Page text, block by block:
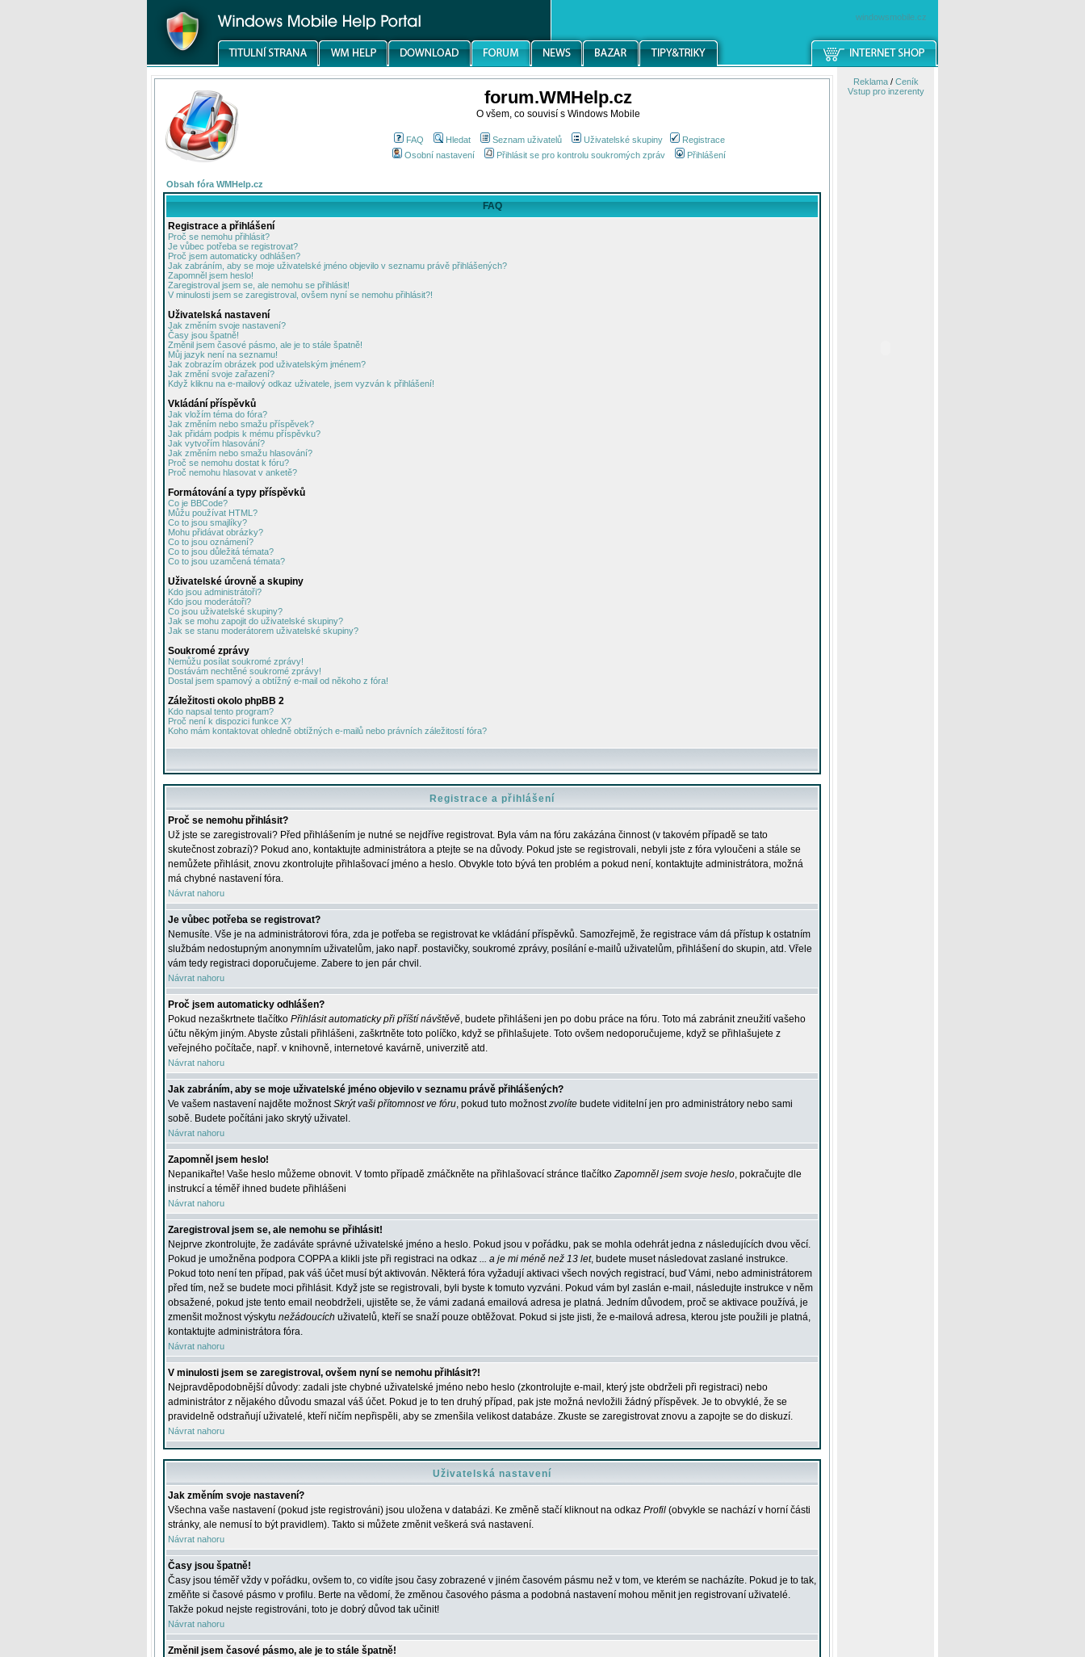
windowsmobile.cz
forum.WMHelp.cz
O všem, co souvisí s Windows Mobile
FAQ Hledat Seznam uživatelů Uživatelské skupiny
Registrace
Osobní nastavení
Přihlásit se pro kontrolu soukromých zpráv Přihlášení
Obsah fóra WMHelp.cz
FAQ
Registrace a přihlášení
Proč se nemohu přihlásit?
Je vůbec potřeba se registrovat?
Proč jsem automaticky odhlášen?
Jak zabráním, aby se moje uživatelské jméno objevilo v seznamu právě přihlášených?
Zapomněl jsem heslo!
Zaregistroval jsem se, ale nemohu se přihlásit!
V minulosti jsem se zaregistroval, ovšem nyní se nemohu přihlásit?!
Uživatelská nastavení
Jak změním svoje nastavení?
Časy jsou špatně!
Změnil jsem časové pásmo, ale je to stále špatně!
Můj jazyk není na seznamu!
Jak zobrazím obrázek pod uživatelským jménem?
Jak změní svoje zařazení?
Když kliknu na e-mailový odkaz uživatele, jsem vyzván k přihlášení!
Vkládání příspěvků
Jak vložím téma do fóra?
Jak změním nebo smažu příspěvek?
Jak přidám podpis k mému příspěvku?
Jak vytvořím hlasování?
Jak změním nebo smažu hlasování?
Proč se nemohu dostat k fóru?
Proč nemohu hlasovat v anketě?
Formátování a typy příspěvků
Co je BBCode?
Můžu používat HTML?
Co to jsou smajlíky?
Mohu přidávat obrázky?
Co to jsou oznámení?
Co to jsou důležitá témata?
Co to jsou uzamčená témata?
Uživatelské úrovně a skupiny
Kdo jsou administrátoři?
Kdo jsou moderátoři?
Co jsou uživatelské skupiny?
Jak se mohu zapojit do uživatelské skupiny?
Jak se stanu moderátorem uživatelské skupiny?
Soukromé zprávy
Nemůžu posílat soukromé zprávy!
Dostávám nechtěné soukromé zprávy!
Dostal jsem spamový a obtížný e-mail od někoho z fóra!
Záležitosti okolo phpBB 2
Kdo napsal tento program?
Proč není k dispozici funkce X?
Koho mám kontaktovat ohledně obtížných e-mailů nebo právních záležitostí fóra?
Registrace a přihlášení
Proč se nemohu přihlásit?
Už jste se zaregistrovali? Před přihlášením je nutné se nejdříve registrovat. Byla vám na fóru zakázána činnost (v takovém případě se tato
skutečnost zobrazí)? Pokud ano, kontaktujte administrátora a ptejte se na důvody. Pokud jste se registrovali, nebyli jste z fóra vyloučeni a stále se
nemůžete přihlásit, znovu zkontrolujte přihlašovací jméno a heslo. Obvykle toto bývá ten problém a pokud není, kontaktujte administrátora, možná
má chybné nastavení fóra.
Návrat nahoru
Je vůbec potřeba se registrovat?
Nemusíte. Vše je na administrátorovi fóra, zda je potřeba se registrovat ke vkládání příspěvků. Samozřejmě, že registrace vám dá přístup k ostatním
službám nedostupným anonymním uživatelům, jako např. postavičky, soukromé zprávy, posílání e-mailů uživatelům, přihlášení do skupin, atd. Vřele
vám tedy registraci doporučujeme. Zabere to jen pár chvil.
Návrat nahoru
Proč jsem automaticky odhlášen?
Pokud nezaškrtnete tlačítko Přihlásit automaticky při příští návštěvě, budete přihlášeni jen po dobu práce na fóru. Toto má zabránit zneužití vašeho
účtu někým jiným. Abyste zůstali přihlášeni, zaškrtněte toto políčko, když se přihlašujete. Toto ovšem nedoporučujeme, když se přihlašujete z
veřejného počítače, např. v knihovně, internetové kavárně, univerzitě atd.
Návrat nahoru
Jak zabráním, aby se moje uživatelské jméno objevilo v seznamu právě přihlášených?
Ve vašem nastavení najděte možnostSkrýt vaši přítomnost ve fóru, pokud tuto možnostzvolíte budete viditelní jen pro administrátory nebo sami
sobě. Budete počítáni jako skrytý uživatel.
Návrat nahoru
Zapomněl jsem heslo!
Nepanikařte! Vaše heslo můžeme obnovit. V tomto případě zmáčkněte na přihlašovací stránce tlačítkoZapomněl jsem svoje heslo, pokračujte dle
instrukcí a téměř ihned budete přihlášeni
Návrat nahoru
Zaregistroval jsem se, ale nemohu se přihlásit!
Nejprve zkontrolujte, že zadáváte správné uživatelské jméno a heslo. Pokud jsou v pořádku, pak se mohla odehrát jedna z následujících dvou věcí.
Pokud je umožněna podpora COPPA a klikli jste při registraci na odkaz ... a je mi méně než 13 let, budete muset následovat zaslané instrukce.
Pokud toto není ten případ, pak váš účet musí být aktivován. Některá fóra vyžadují aktivaci všech nových registrací, buď Vámi, nebo administrátorem
před tím, než se budete moci přihlásit. Když jste se registrovali, byli byste k tomuto vyzváni. Pokud vám byl zaslán e-mail, následujte instrukce v něm
obsažené, pokud jste tento email neobdrželi, ujistěte se, že vámi zadaná emailová adresa je platná. Jedním důvodem, proč se aktivace používá, je
zmenšit možnost výskytu nežádoucích uživatelů, kteří se snaží pouze obtěžovat. Pokud si jste jisti, že e-mailová adresa, kterou jste použili je platná,
kontaktujte administrátora fóra.
Návrat nahoru
V minulosti jsem se zaregistroval, ovšem nyní se nemohu přihlásit?!
Nejpravděpodobnější důvody: zadali jste chybné uživatelské jméno nebo heslo (zkontrolujte e-mail, který jste obdrželi při registraci) nebo
administrátor z nějakého důvodu smazal váš účet. Pokud je to ten druhý případ, pak jste možná nevložili žádný příspěvek. Je to obvyklé, že se
pravidelně odstraňují uživatelé, kteří ničím nepřispěli, aby se zmenšila velikost databáze. Zkuste se zaregistrovat znovu a zapojte se do diskuzí.
Návrat nahoru
Uživatelská nastavení
Jak změním svoje nastavení?
Všechna vaše nastavení (pokud jste registrováni) jsou uložena v databázi. Ke změně stačí kliknout na odkaz Profil (obvykle se nachází v horní části
stránky, ale nemusí to být pravidlem). Takto si můžete změnit veškerá svá nastavení.
Návrat nahoru
Časy jsou špatně!
Časy jsou téměř vždy v pořádku, ovšem to, co vidíte jsou časy zobrazené v jiném časovém pásmu než v tom, ve kterém se nacházíte. Pokud je to tak,
změňte si časové pásmo v profilu. Berte na vědomí, že změnou časového pásma a podobná nastavení mohou měnit jen registrovaní uživatelé.
Takže pokud nejste registrováni, toto je dobrý důvod tak učinit!
Návrat nahoru
Změnil jsem časové pásmo, ale je to stále špatně!
Reklama/ Ceník
Vstup pro inzerenty